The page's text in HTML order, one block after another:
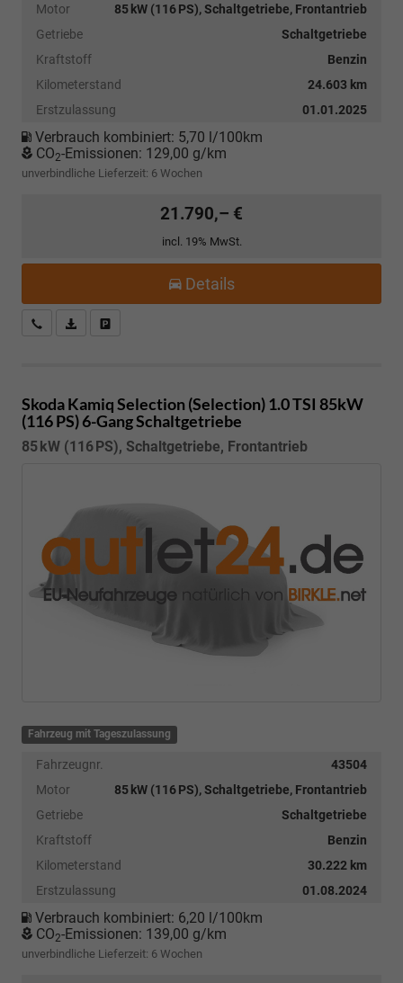
Motor
85 kW (116 PS), Schaltgetriebe, Frontantrieb
Getriebe
Schaltgetriebe
Kraftstoff
Benzin
Kilometerstand
24.603 km
Erstzulassung
01.01.2025
Verbrauch kombiniert: 5,70 l/100km
CO2-Emissionen: 129,00 g/km
unverbindliche Lieferzeit: 6 Wochen
21.790,– €
incl. 19% MwSt.
Details
Kostenloser Rückruf-Service
PDF-Datei, Fahrzeugexposé drucken
Skoda KamiqSelection (Selection) 1.0 TSI 85kW
(116 PS) 6-Gang Schaltgetriebe
85 kW (116 PS), Schaltgetriebe, Frontantrieb
Fahrzeug mit Tageszulassung
Fahrzeugnr.
43504
Motor
85 kW (116 PS), Schaltgetriebe, Frontantrieb
Getriebe
Schaltgetriebe
Kraftstoff
Benzin
Kilometerstand
30.222 km
Erstzulassung
01.08.2024
Verbrauch kombiniert: 6,20 l/100km
CO2-Emissionen: 139,00 g/km
unverbindliche Lieferzeit: 6 Wochen